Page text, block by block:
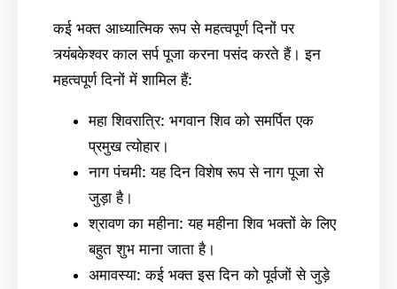
कई भक्त आध्यात्मिक रूप से महत्वपूर्ण दिनों पर
त्र्यंबकेश्वर काल सर्प पूजा करना पसंद करते हैं। इन
महत्वपूर्ण दिनों में शामिल हैं:
महा शिवरात्रि: भगवान शिव को समर्पित एक
प्रमुख त्योहार।
नाग पंचमी: यह दिन विशेष रूप से नाग पूजा से
जुड़ा है।
श्रावण का महीना: यह महीना शिव भक्तों के लिए
बहुत शुभ माना जाता है।
अमावस्या: कई भक्त इस दिन को पूर्वजों से जुड़े